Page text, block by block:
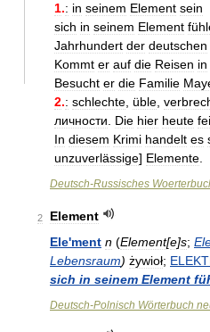
1.: in seinem Element sein
sich in seinem Element
Jahrhundert der deutschen
Kommt er auf die Reisen in
Besucht er die Familie
2.: schlechte üble
личности
Die hier heute
In diesem Krimi handelt es
unzuverlässige] Elemente
Deutsch-Russisches
2
Element
Ele'ment n (Element[e]s;
Lebensraum) żywioł;
sich in seinem Element
Deutsch-Polnisch Wörterbuch